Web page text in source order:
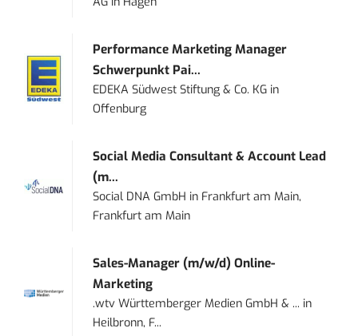
Performance Marketing Manager
Schwerpunkt Pai...
EDEKA Südwest Stiftung & Co. KG in
Offenburg
Social Media Consultant & Account Lead
(m...
Social DNA GmbH in Frankfurt am Main,
Frankfurt am Main
Sales-Manager (m/w/d) Online-
Marketing
.wtv Württemberger Medien GmbH & ... in
Heilbronn, F...